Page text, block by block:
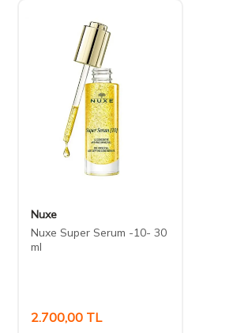
Nuxe
Nuxe Super Serum -10- 30
ml
2.700,00 TL